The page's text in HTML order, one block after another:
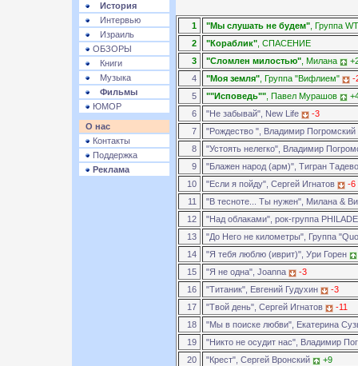
История
Интервью
Израиль
ОБЗОРЫ
Книги
Музыка
Фильмы
ЮМОР
О нас
Контакты
Поддержка
Реклама
1 "Мы слушать не будем", Группа
2
"Кораблик", СПАСЕНИЕ
3
"Сломлен милостью", Милана
4
"Моя земля", Группа "Вифлием"
-
5
""Исповедь"", Павел Мурашов
6
"Не забывай", New Life
-3
7
"Рождество ", Владимир Погромский
8
"Устоять нелегко", Владимир
9
"Блажен народ (арм)", Тигран
10
"Если я пойду", Сергей Игнатов
-6
11
"В тесноте... Ты нужен", Милана &
12
"Над облаками", рок-группа
13
"До Него не километры", Группа
14
"Я тебя люблю (иврит)", Ури Горен
15
"Я не одна", Joanna
-3
16
"Титаник", Евгений Гудухин
-3
17
"Твой день", Сергей Игнатов
-11
18
"Мы в поиске любви", Екатерина
19
"Никто не осудит нас", Владимир
20
"Крест", Сергей Вронский
+9